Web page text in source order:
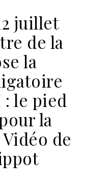
juillet
de la
la
: le pied
la
de